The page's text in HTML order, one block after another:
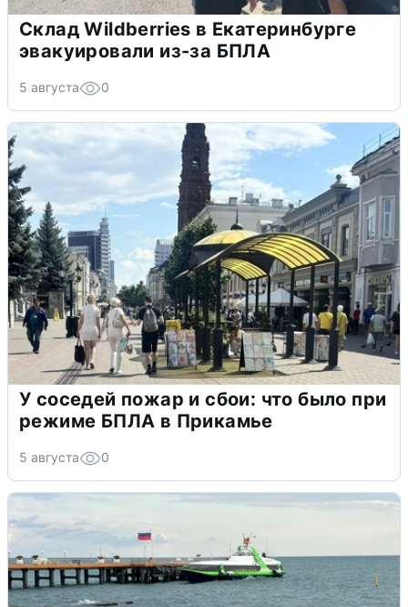
Склад Wildberries в Екатеринбурге
эвакуировали из-за БПЛА
5 августа 0
У соседей пожар и сбои: что было при
режиме БПЛА в Прикамье
5 августа 0